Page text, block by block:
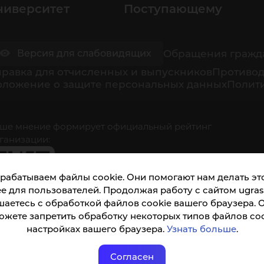
файлы cookie. Они помогают нам делать
для пользователей. Продолжая работу с сайтом
с обработкой файлов cookie вашего браузера.
запретить обработку некоторых типов файлов
настройках вашего браузера. Узнать больше.
Согласен
Поступающему
мнение формирует официальный рейтинг
доступна по QR-коду, а так же по прямой